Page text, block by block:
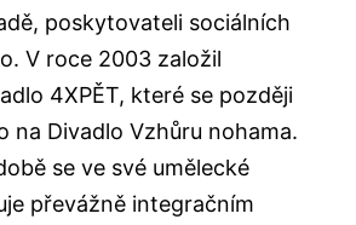
poskytovateli sociálních
V roce 2003 založil
4XPĚT, které se později
na Divadlo Vzhůru nohama.
se ve své umělecké
převážně integračním